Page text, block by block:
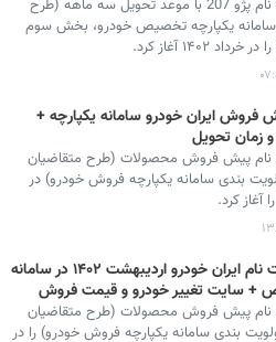
ایران خودرو ثبت نام پژو 207 با موعد تحویل سه ماهه (طرح
سامانه یکپارچه تخصیص خودرو، بخش سوم
۱۴۰۲ آغاز کرد.
فروش ایران خودرو سامانه یکپارچه +
زمان تحویل
نام پیش فروش محصولات (طرح متقاضیان
بندی سامانه یکپارچه فروش خودرو) در
ثبت نام ایران خودرو اردیبهشت ۱۴۰۲ در سامانه
+ سایت تغییر خودرو و قیمت فروش
نام پیش فروش محصولات (طرح متقاضیان
بندی سامانه یکپارچه فروش خودرو) را در